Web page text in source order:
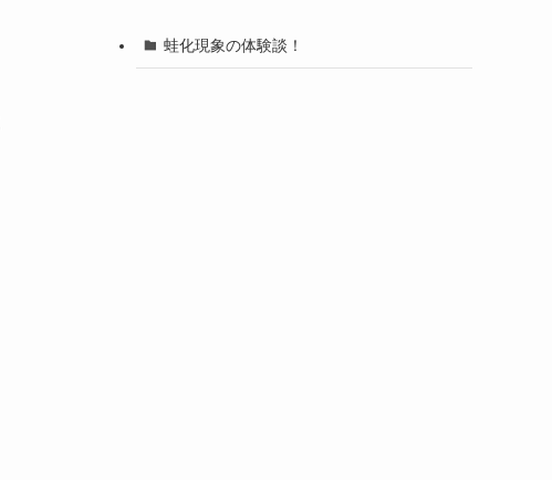
蛙化現象の体験談！